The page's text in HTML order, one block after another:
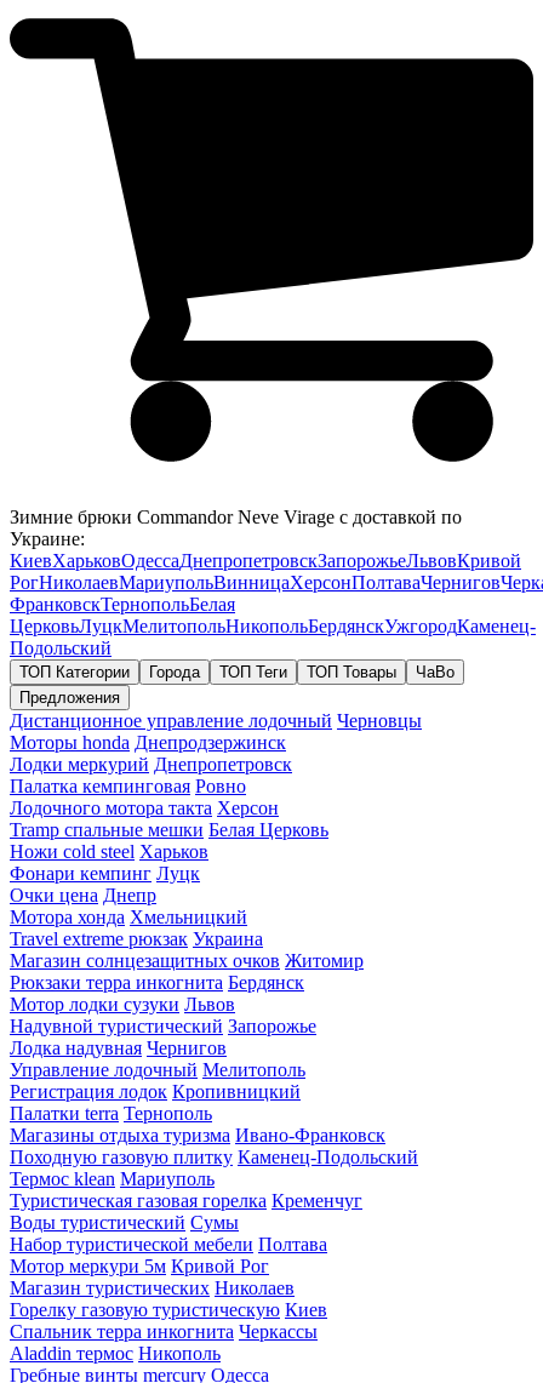
Зимние брюки Commandor Neve Virage с доставкой по
Украине:
КиевХарьковОдессаДнепропетровскЗапорожьеЛьвовКривой
РогНиколаевМариупольВинницаХерсонПолтаваЧернигов
ФранковскТернопольБелая
ЦерковьЛуцкМелитопольНикопольБердянскУжгородКаменец-
Подольский
ТОП Категории Города ТОП Теги ТОП Товары
ЧаВо
Предложения
Дистанционное управление лодочный Черновцы
Моторы honda Днепродзержинск
Лодки меркурий Днепропетровск
Палатка кемпинговая Ровно
Лодочного мотора такта Херсон
Tramp спальные мешки Белая Церковь
Ножи cold steel Харьков
Фонари кемпинг Луцк
Очки цена Днепр
Мотора хонда Хмельницкий
Travel extreme рюкзак Украина
Магазин солнцезащитных очков Житомир
Рюкзаки терра инкогнита Бердянск
Мотор лодки сузуки Львов
Надувной туристический Запорожье
Лодка надувная Чернигов
Управление лодочный Мелитополь
Регистрация лодок Кропивницкий
Палатки terra Тернополь
Магазины отдыха туризма Ивано-Франковск
Походную газовую плитку Каменец-Подольский
Термос klean Мариуполь
Туристическая газовая горелка Кременчуг
Воды туристический Сумы
Набор туристической мебели Полтава
Мотор меркури 5м Кривой Рог
Магазин туристических Николаев
Горелку газовую туристическую Киев
Спальник терра инкогнита Черкассы
Aladdin термос Никополь
Гребные винты mercury Одесса